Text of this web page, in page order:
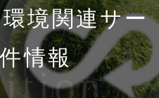
境関連サー
情報